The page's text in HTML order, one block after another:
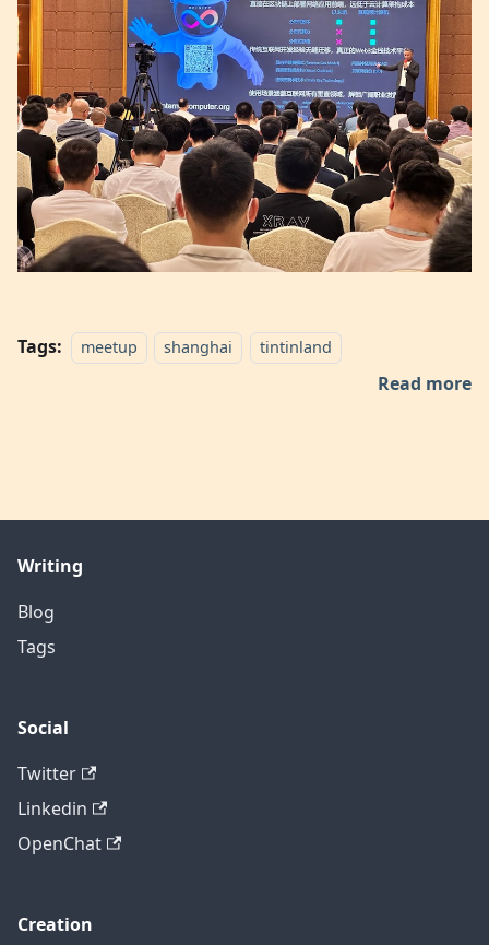
Tags: meetup shanghai tintinland
Read more
Writing
Blog
Tags
Social
Twitter
Linkedin
OpenChat
Creation